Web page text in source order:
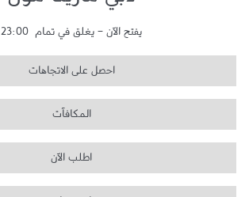
يفتح الآن - يغلق في تمام 23:00
احصل على الاتجاهات
المكافآت
اطلب الآن